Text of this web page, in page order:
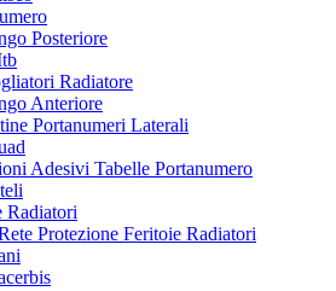
Posteriore
Radiatore
Anteriore
Portanumeri Laterali
Adesivi Tabelle Portanumero
Radiatori
Protezione Feritoie Radiatori